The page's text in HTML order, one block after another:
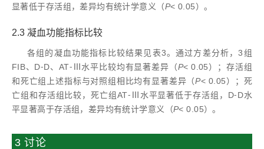
显著低于存活组，差异均有统计学意义（P< 0.05）。
2.3 凝血功能指标比较
各组的凝血功能指标比较结果见表3。通过方差分析，3组
FIB、D⁃D、AT⁃Ⅲ水平比较均有显著差异（P< 0.05）；存活组
和死亡组上述指标与对照组相比均有显著差异（P< 0.05）；死
亡组和存活组比较，死亡组AT⁃Ⅲ水平显著低于存活组，D⁃D水
平显著高于存活组，差异均有统计学意义（P< 0.05）。
3 讨论